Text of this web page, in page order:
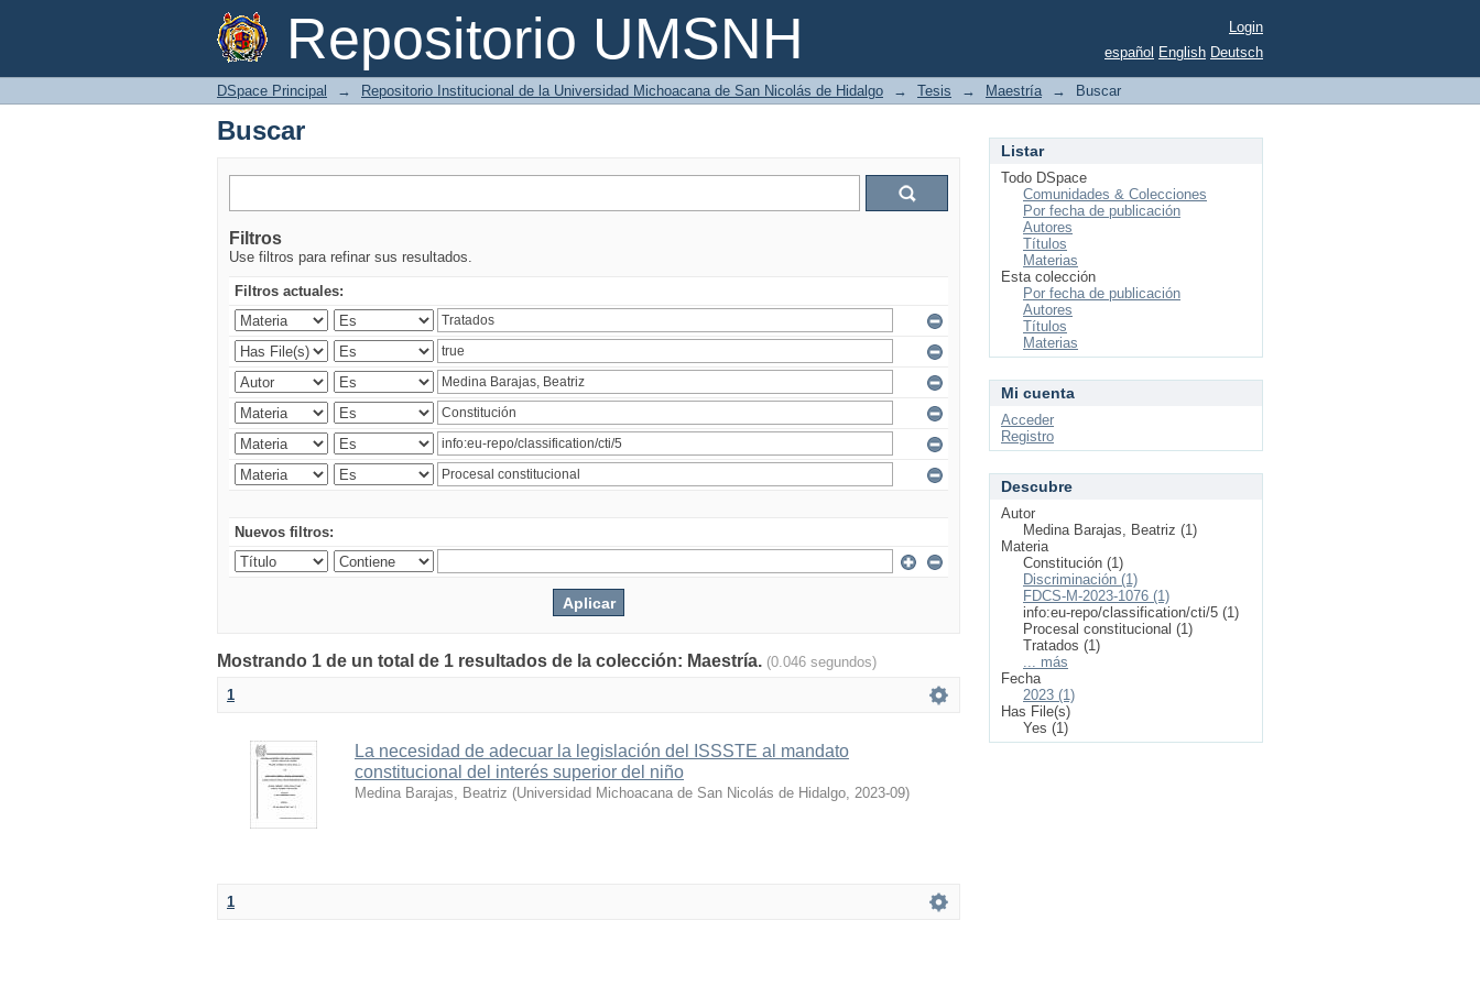
Repositorio UMSNH
Buscar
Login
español English Deutsch
DSpace Principal → Repositorio Institucional de la Universidad Michoacana de San Nicolás de Hidalgo → Tesis → Maestría → Buscar
Buscar
Filtros
Use filtros para refinar sus resultados.
Filtros actuales:
Nuevos filtros:
Mostrando 1 de un total de 1 resultados de la colección: Maestría. (0.046 segundos)
1
La necesidad de adecuar la legislación del ISSSTE al mandato
constitucional del interés superior del niño
Medina Barajas, Beatriz (Universidad Michoacana de San Nicolás de Hidalgo, 2023-09)
1
Listar
Todo DSpace
Comunidades & Colecciones
Por fecha de publicación
Autores
Títulos
Materias
Esta colección
Por fecha de publicación
Autores
Títulos
Materias
Mi cuenta
Acceder
Registro
Descubre
Autor
Medina Barajas, Beatriz (1)
Materia
Constitución (1)
Discriminación (1)
FDCS-M-2023-1076 (1)
info:eu-repo/classification/cti/5 (1)
Procesal constitucional (1)
Tratados (1)
... más
Fecha
2023 (1)
Has File(s)
Yes (1)